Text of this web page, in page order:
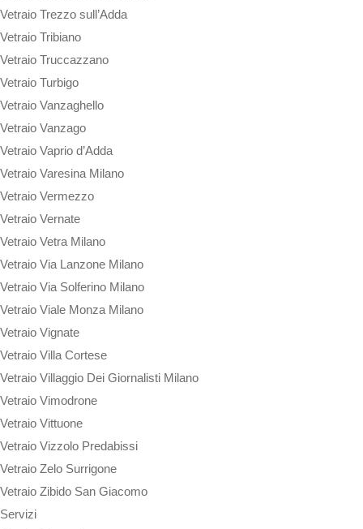
Vetraio Trezzo sull’Adda
Vetraio Tribiano
Vetraio Truccazzano
Vetraio Turbigo
Vetraio Vanzaghello
Vetraio Vanzago
Vetraio Vaprio d’Adda
Vetraio Varesina Milano
Vetraio Vermezzo
Vetraio Vernate
Vetraio Vetra Milano
Vetraio Via Lanzone Milano
Vetraio Via Solferino Milano
Vetraio Viale Monza Milano
Vetraio Vignate
Vetraio Villa Cortese
Vetraio Villaggio Dei Giornalisti Milano
Vetraio Vimodrone
Vetraio Vittuone
Vetraio Vizzolo Predabissi
Vetraio Zelo Surrigone
Vetraio Zibido San Giacomo
Servizi